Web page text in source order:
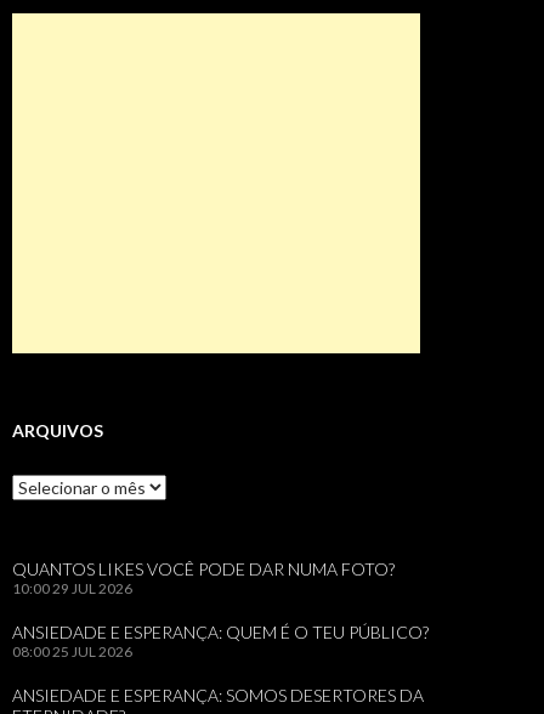
ARQUIVOS
Arquivos
QUANTOS LIKES VOCÊ PODE DAR NUMA FOTO?
10:0029 JUL 2026
ANSIEDADE E ESPERANÇA: QUEM É O TEU PÚBLICO?
08:0025 JUL 2026
ANSIEDADE E ESPERANÇA: SOMOS DESERTORES DA